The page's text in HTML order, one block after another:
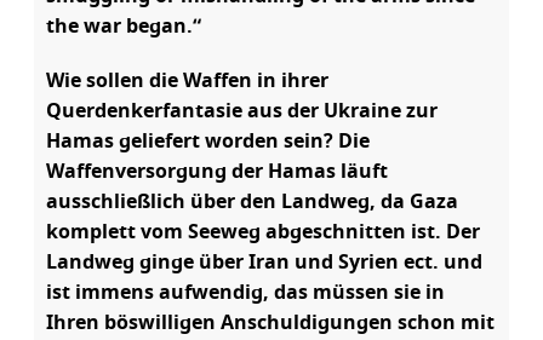
the war began.“
Wie sollen die Waffen in ihrer
Querdenkerfantasie aus der Ukraine zur
Hamas geliefert worden sein? Die
Waffenversorgung der Hamas läuft
ausschließlich über den Landweg, da Gaza
komplett vom Seeweg abgeschnitten ist. Der
Landweg ginge über Iran und Syrien ect. und
ist immens aufwendig, das müssen sie in
Ihren böswilligen Anschuldigungen schon mit